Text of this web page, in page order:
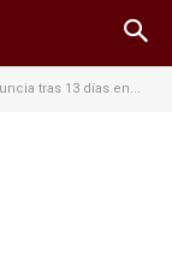
tras 13 días en...